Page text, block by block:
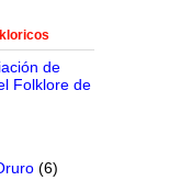
de
Folklore de
(6)